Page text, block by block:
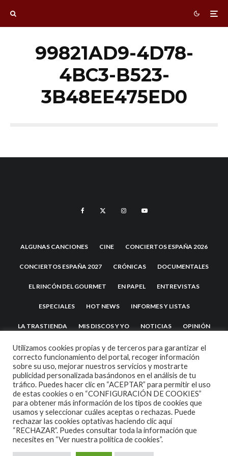
99821AD9-4D78-
4BC3-B523-
3B48EE475ED0
ALGUNAS CANCIONES CINE CONCIERTOS ESPAÑA 2026
CONCIERTOS ESPAÑA 2027 CRÓNICAS DOCUMENTALES
EL RINCÓN DEL GOURMET EN PAPEL ENTREVISTAS
ESPECIALES HOT NEWS INFORMES Y LISTAS
LA TRASTIENDA MIS DISCOS Y YO NOTICIAS OPINIÓN
REVIEWS TEATRO TU DISCO ME SUENA
2007 COPYRIGHT -CODETIPITHEME
Utilizamos cookies propias y de terceros para garantizar el
correcto funcionamiento del portal, recoger información
sobre su uso, mejorar nuestros servicios y mostrarte
publicidad personalizada basándonos en el análisis de tu
tráfico. Puedes hacer clic en “ACEPTAR” para permitir el uso
de estas cookies o en “CONFIGURACIÓN DE COOKIES”
para obtener más información de los tipos de cookies que
usamos y seleccionar cuáles aceptas o rechazas. Puede
rechazar las cookies optativas haciendo clic aquí
“RECHAZAR”. Puedes consultar toda la información que
necesites en “Ver nuestra política de cookies”.